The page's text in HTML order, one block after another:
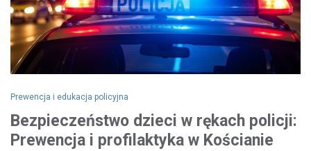
Prewencja i edukacja policyjna
Bezpieczeństwo dzieci w rękach policji:
Prewencja i profilaktyka w Kościanie